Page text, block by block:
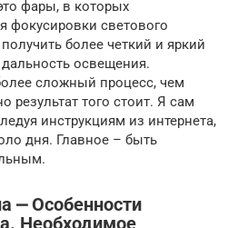
фары, в которых
фокусировки светового
более четкий и яркий
освещения.
сложный процесс, чем
результат того стоит. Я сам
инструкциям из интернета,
дня. Главное – быть
⎼ Особенности